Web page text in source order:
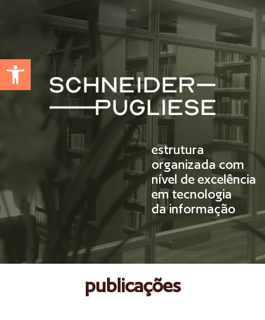
Abrir a barra de ferramentas
estrutura
organizada com
nível de excelência
em tecnologia
da informação
publicações